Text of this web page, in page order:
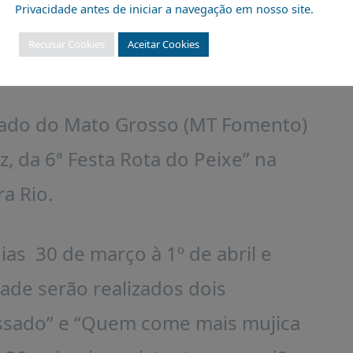
do Mato Grosso (MT Fomento)
6ª Festa Rota do Peixe” na
Rio.
30 de março à 1º de abril e
serão realizados dois
e “Quem come mais mujica
Privacidade antes de iniciar a navegação em nosso site.
Recusar Cookies Aceitar Cookies